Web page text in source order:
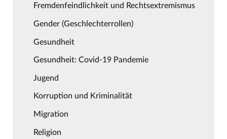
Fremdenfeindlichkeit und Rechtsextremismus
Gender (Geschlechterrollen)
Gesundheit
Gesundheit: Covid-19 Pandemie
Jugend
Korruption und Kriminalität
Migration
Religion